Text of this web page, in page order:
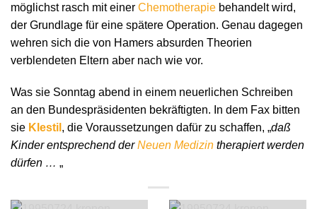
möglichst rasch mit einer Chemotherapie behandelt wird,
der Grundlage für eine spätere Operation. Genau dagegen
wehren sich die von Hamers absurden Theorien
verblendeten Eltern aber nach wie vor.
Was sie Sonntag abend in einem neuerlichen Schreiben
an den Bundespräsidenten bekräftigten. In dem Fax bitten
sie Klestil , die Voraussetzungen dafür zu schaffen, „daß
Kinder entsprechend derNeuen Medizin therapiert werden
dürfen … „